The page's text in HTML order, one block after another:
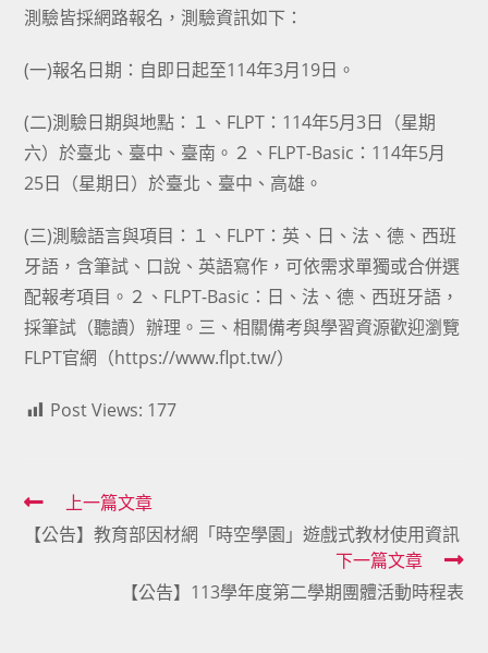
測驗皆採網路報名，測驗資訊如下：
(一)報名日期：自即日起至114年3月19日。
(二)測驗日期與地點：１、FLPT：114年5月3日（星期
六）於臺北、臺中、臺南。２、FLPT-Basic：114年5月
25日（星期日）於臺北、臺中、高雄。
(三)測驗語言與項目：１、FLPT：英、日、法、德、西班
牙語，含筆試、口說、英語寫作，可依需求單獨或合併選
配報考項目。２、FLPT-Basic：日、法、德、西班牙語，
採筆試（聽讀）辦理。三、相關備考與學習資源歡迎瀏覽
FLPT官網（https://www.flpt.tw/）
Post Views: 177
Read
more
上一篇文章
【公告】教育部因材網「時空學園」遊戲式教材使用資訊
下一篇文章
【公告】113學年度第二學期團體活動時程表